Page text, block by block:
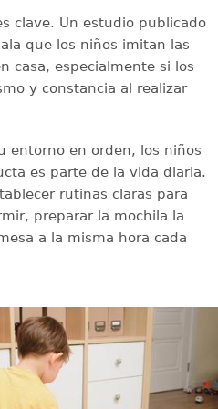
clave. Un estudio publicado
que los niños imitan las
casa, especialmente si los
y constancia al realizar
entorno en orden, los niños
es parte de la vida diaria.
rutinas claras para
preparar la mochila la
a la misma hora cada